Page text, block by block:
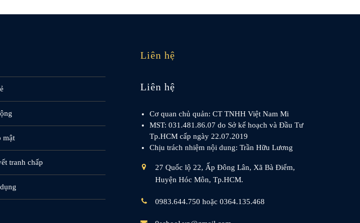
mật
tranh chấp
Liên hệ
Liên hệ
Cơ quan chủ quản: CT TNHH Việt Nam Mi
MST: 031.481.86.07 do Sở kế hoạch và Đầu Tư
Tp.HCM cấp ngày 22.07.2019
Chịu trách nhiệm nội dung: Trần Hữu Lương
27 Quốc lộ 22, Ấp Đông Lân, Xã Bà Điểm,
Huyện Hóc Môn, Tp.HCM.
0983.644.750 hoặc 0364.135.468